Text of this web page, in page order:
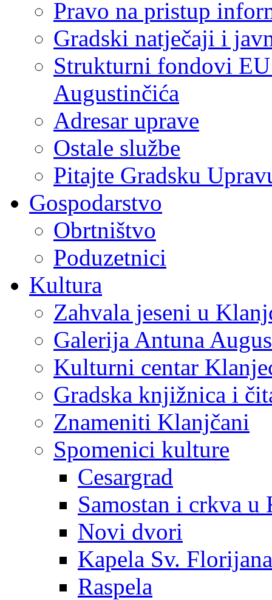
Pravo na pristup
Gradski natječaji i
Strukturni fondovi
Augustinčića
Adresar uprave
Ostale službe
Pitajte Gradsku
Gospodarstvo
Obrtništvo
Poduzetnici
Kultura
Zahvala jeseni u
Galerija Antuna
Kulturni centar
Gradska knjižnica i
Znameniti Klanjčani
Spomenici kulture
Cesargrad
Samostan i crkva u
Novi dvori
Kapela Sv. Florijana
Raspela